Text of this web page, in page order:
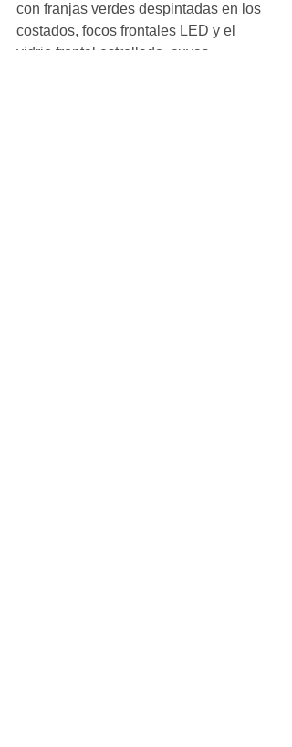
con franjas verdes despintadas en los
costados, focos frontales LED y el
vidrio frontal estrellado, cuyas